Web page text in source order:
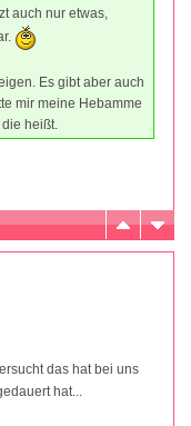
auch nur etwas,
Es gibt aber auch
mir meine Hebamme
heißt.
das hat bei uns
hat...